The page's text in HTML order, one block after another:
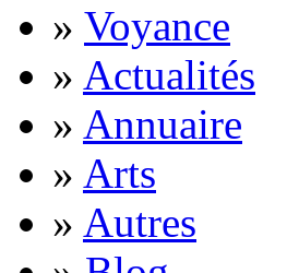
» Voyance
» Actualités
» Annuaire
» Arts
» Autres